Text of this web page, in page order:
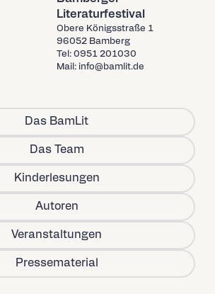
Literaturfestival
Obere Königsstraße 1
96052 Bamberg
Tel: 0951 201030
Mail: info@bamlit.de
Das BamLit
Das Team
Kinderlesungen
Autoren
Veranstaltungen
Pressematerial